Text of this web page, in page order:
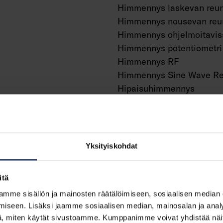
Yksityiskohdat
sisällön ja mainosten räätälöimiseen, sosiaalisen
Lisäksi jaamme sosiaalisen median, mainosalan ja
miten käytät sivustoamme. Kumppanimme voivat yhdistää
Himmennys laskevan
Himmennys nousevan
Himmennys
Himmennys potentiometri
Himmennys RF
Himmennys Sine Wave
Hipaisuhimmennys
Sisältää
Bluetooth -ohjattava
Yhteensopiva Casambi-